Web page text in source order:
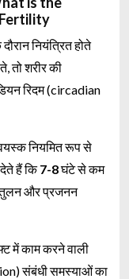
नियंत्रित होते
तो शरीर की
रिदम (circadian
नियमित रूप से
हैं कि7-8घंटे से कम
संतुलन और प्रजनन
में काम करने वाली
संबंधी समस्याओं का